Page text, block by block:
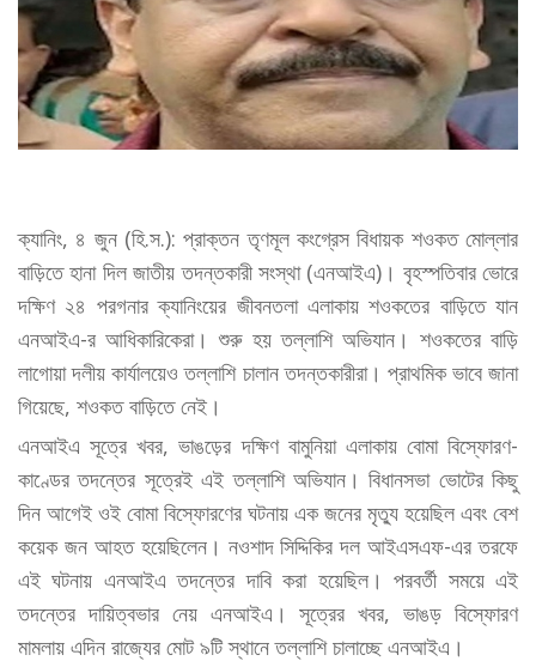
ক্যানিং, ৪ জুন (হি.স.): প্রাক্তন তৃণমূল কংগ্রেস বিধায়ক শওকত মোল্লার
বাড়িতে হানা দিল জাতীয় তদন্তকারী সংস্থা (এনআইএ)। বৃহস্পতিবার ভোরে
দক্ষিণ ২৪ পরগনার ক্যানিংয়ের জীবনতলা এলাকায় শওকতের বাড়িতে যান
এনআইএ-র আধিকারিকেরা। শুরু হয় তল্লাশি অভিযান। শওকতের বাড়ি
লাগোয়া দলীয় কার্যালয়েও তল্লাশি চালান তদন্তকারীরা। প্রাথমিক ভাবে জানা
গিয়েছে, শওকত বাড়িতে নেই।
এনআইএ সূত্রে খবর, ভাঙড়ের দক্ষিণ বামুনিয়া এলাকায় বোমা বিস্ফোরণ-
কাণ্ডের তদন্তের সূত্রেই এই তল্লাশি অভিযান। বিধানসভা ভোটের কিছু
দিন আগেই ওই বোমা বিস্ফোরণের ঘটনায় এক জনের মৃত্যু হয়েছিল এবং বেশ
কয়েক জন আহত হয়েছিলেন। নওশাদ সিদ্দিকির দল আইএসএফ-এর তরফে
এই ঘটনায় এনআইএ তদন্তের দাবি করা হয়েছিল। পরবর্তী সময়ে এই
তদন্তের দায়িত্বভার নেয় এনআইএ। সূত্রের খবর, ভাঙড় বিস্ফোরণ
মামলায় এদিন রাজ্যের মোট ৯টি স্থানে তল্লাশি চালাচ্ছে এনআইএ।